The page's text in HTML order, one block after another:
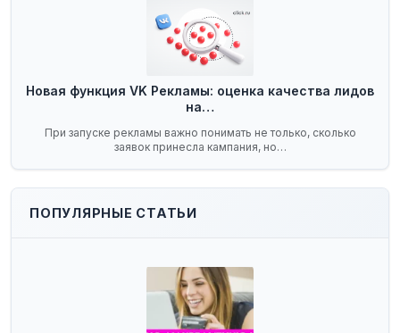
Новая функция VK Рекламы: оценка качества лидов
на…
При запуске рекламы важно понимать не только, сколько
заявок принесла кампания, но…
ПОПУЛЯРНЫЕ СТАТЬИ